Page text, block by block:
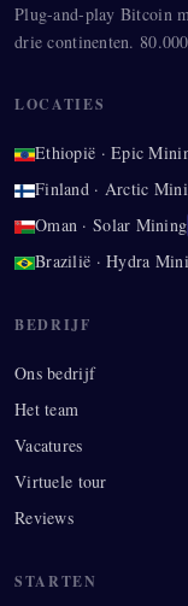
Plug-and-play Bitcoin
drie continenten.
LOCATIES
Ethiopië · Epic
Finland · Arctic
Oman · Solar Mining
Brazilië · Hydra
BEDRIJF
Ons bedrijf
Het team
Vacatures
Virtuele tour
Reviews
STARTEN